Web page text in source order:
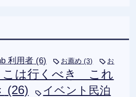
利用者 (6) お薦め (3)
お
こは行くべき これ
(26)
イベント民泊